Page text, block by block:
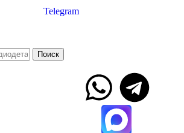
Telegram
Поиск